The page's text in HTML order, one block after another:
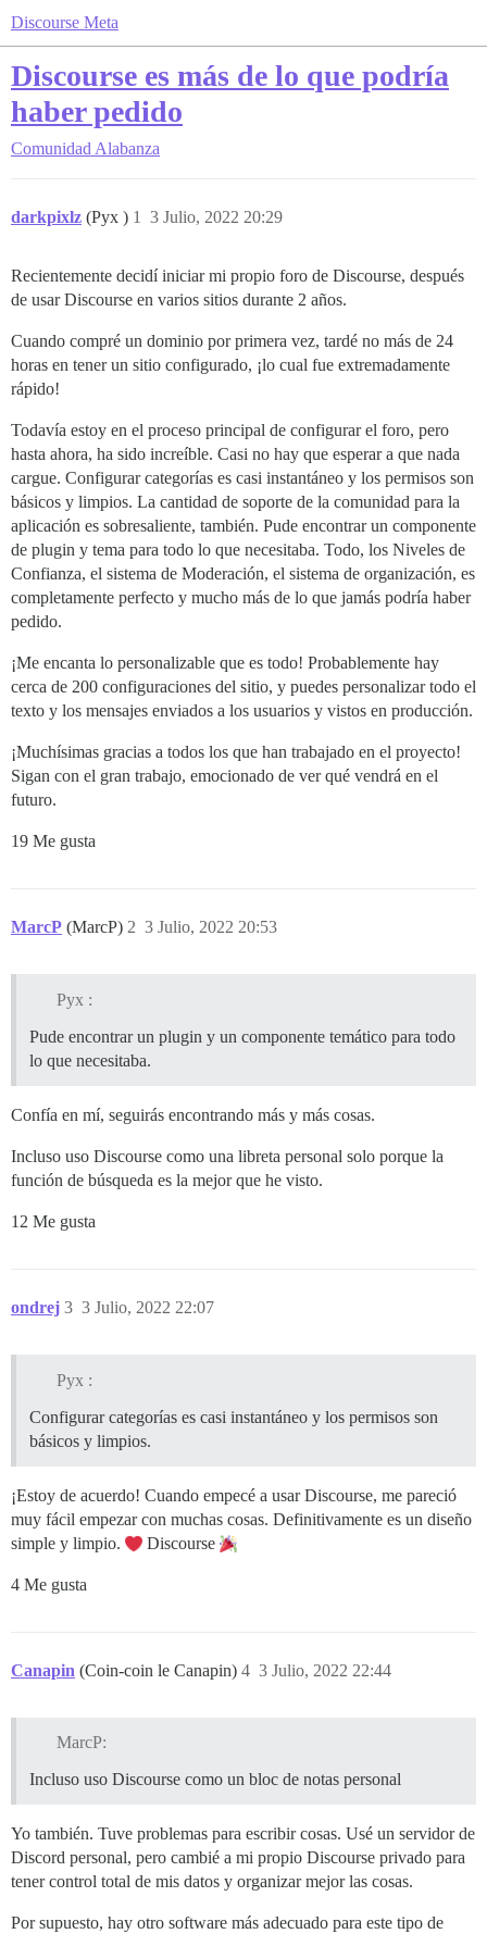
Discourse Meta
Discourse es más de lo que podría
haber pedido
Comunidad Alabanza
darkpixlz (Pyx ) 3 Julio, 2022 20:29
1
Recientemente decidí iniciar mi propio foro de Discourse, después
de usar Discourse en varios sitios durante 2 años.
Cuando compré un dominio por primera vez, tardé no más de 24
horas en tener un sitio configurado, ¡lo cual fue extremadamente
rápido!
Todavía estoy en el proceso principal de configurar el foro, pero
hasta ahora, ha sido increíble. Casi no hay que esperar a que nada
cargue. Configurar categorías es casi instantáneo y los permisos son
básicos y limpios. La cantidad de soporte de la comunidad para la
aplicación es sobresaliente, también. Pude encontrar un componente
de plugin y tema para todo lo que necesitaba. Todo, los Niveles de
Confianza, el sistema de Moderación, el sistema de organización, es
completamente perfecto y mucho más de lo que jamás podría haber
pedido.
¡Me encanta lo personalizable que es todo! Probablemente hay
cerca de 200 configuraciones del sitio, y puedes personalizar todo el
texto y los mensajes enviados a los usuarios y vistos en producción.
¡Muchísimas gracias a todos los que han trabajado en el proyecto!
Sigan con el gran trabajo, emocionado de ver qué vendrá en el
futuro.
19 Me gusta
MarcP (MarcP) 3 Julio, 2022 20:53
2
Pyx :
Pude encontrar un plugin y un componente temático para todo
lo que necesitaba.
Confía en mí, seguirás encontrando más y más cosas.
Incluso uso Discourse como una libreta personal solo porque la
función de búsqueda es la mejor que he visto.
12 Me gusta
ondrej 3 Julio, 2022 22:07
3
Pyx :
Configurar categorías es casi instantáneo y los permisos son
básicos y limpios.
¡Estoy de acuerdo! Cuando empecé a usar Discourse, me pareció
muy fácil empezar con muchas cosas. Definitivamente es un diseño
simple y limpio.
Discourse
4 Me gusta
Canapin (Coin-coin le Canapin) 3 Julio, 2022 22:44
4
MarcP:
Incluso uso Discourse como un bloc de notas personal
Yo también. Tuve problemas para escribir cosas. Usé un servidor de
Discord personal, pero cambié a mi propio Discourse privado para
tener control total de mis datos y organizar mejor las cosas.
Por supuesto, hay otro software más adecuado para este tipo de